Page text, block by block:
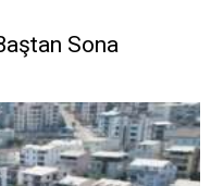
Sona